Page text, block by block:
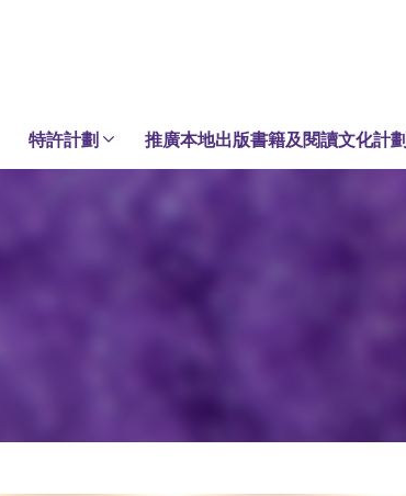
特許計劃 推廣本地出版書籍及閱讀文化計劃